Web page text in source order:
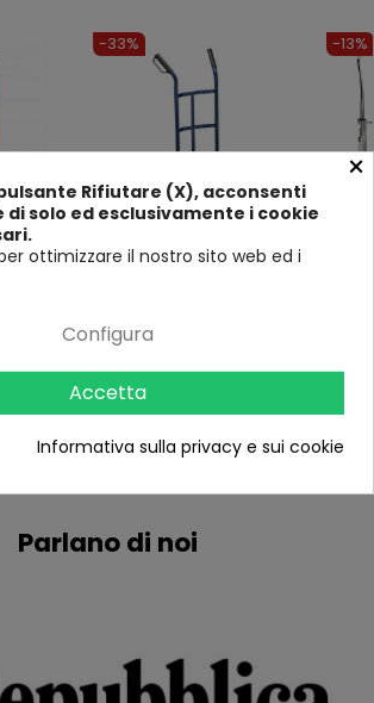
-33%
Recensioni
71,89 €
-13%
Parlano di noi
×
Rifiutare (X), acconsenti
solo ed esclusivamente i cookie
ottimizzare il nostro sito web ed i
Configura
Accetta
Informativa sulla privacy e sui cookie